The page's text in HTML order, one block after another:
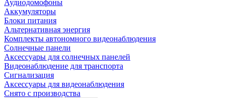
Аудиодомофоны
Аккумуляторы
Блоки питания
Альтернативная энергия
Комплекты автономного видеонаблюдения
Солнечные панели
Аксессуары для солнечных панелей
Видеонаблюдение для транспорта
Сигнализация
Аксессуары для видеонаблюдения
Снято с производства